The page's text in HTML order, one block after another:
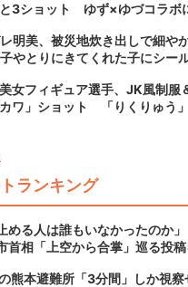
3ショット ゆず×ゆづコラボ
明美、被災地炊き出しで細や
やとりにきてくれた子にシール
女フィギュア選手、JK風制服
ワ」ショット 「りくりゅう
ランキング
める人は誰もいなかったのか
相「上空から合掌」巡る投
熊本避難所「3分間」しか視